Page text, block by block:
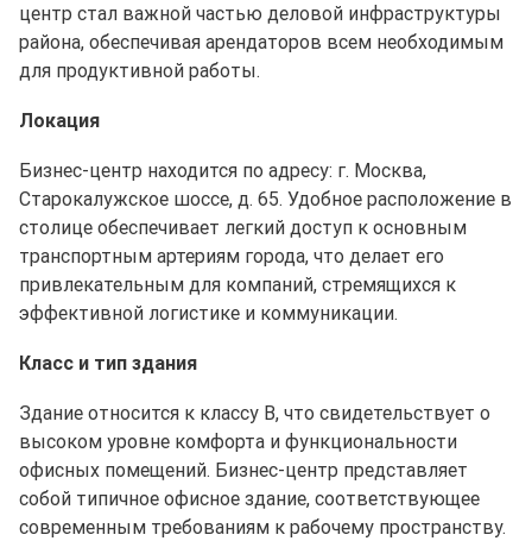
центр стал важной частью деловой инфраструктуры
района, обеспечивая арендаторов всем необходимым
для продуктивной работы.
Локация
Бизнес-центр находится по адресу: г. Москва,
Старокалужское шоссе, д. 65. Удобное расположение в
столице обеспечивает легкий доступ к основным
транспортным артериям города, что делает его
привлекательным для компаний, стремящихся к
эффективной логистике и коммуникации.
Класс и тип здания
Здание относится к классу B, что свидетельствует о
высоком уровне комфорта и функциональности
офисных помещений. Бизнес-центр представляет
собой типичное офисное здание, соответствующее
современным требованиям к рабочему пространству.